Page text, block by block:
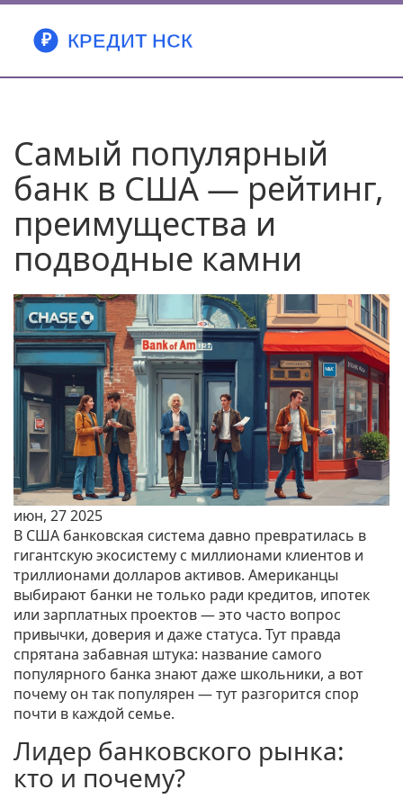
Самый популярный
банк в США — рейтинг,
преимущества и
подводные камни
июн, 27 2025
В США банковская система давно превратилась в
гигантскую экосистему с миллионами клиентов и
триллионами долларов активов. Американцы
выбирают банки не только ради кредитов, ипотек
или зарплатных проектов — это часто вопрос
привычки, доверия и даже статуса. Тут правда
спрятана забавная штука: название самого
популярного банка знают даже школьники, а вот
почему он так популярен — тут разгорится спор
почти в каждой семье.
Лидер банковского рынка:
кто и почему?